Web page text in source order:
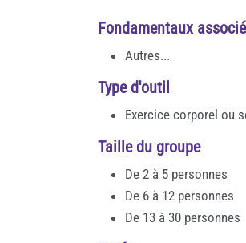
Fondamentaux
Autres...
Type d'outil
Exercice corporel ou
Taille du groupe
De 2 à 5 personnes
De 6 à 12 personnes
De 13 à 30 personnes